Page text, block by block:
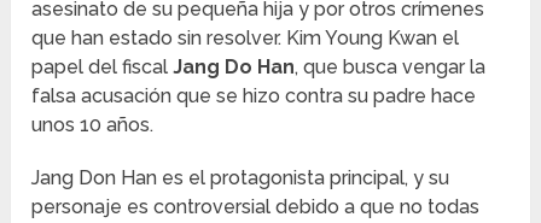
asesinato de su pequeña hija y por otros crímenes
que han estado sin resolver. Kim Young Kwan el
papel del fiscalJang Do Han, que busca vengar la
falsa acusación que se hizo contra su padre hace
unos 10 años.
Jang Don Han es el protagonista principal, y su
personaje es controversial debido a que no todas